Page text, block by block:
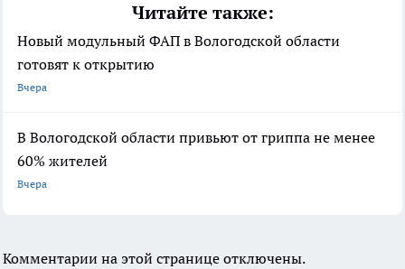
Читайте также:
Новый модульный ФАП в Вологодской области
готовят к открытию
Вчера
В Вологодской области привьют от гриппа не менее
60% жителей
Вчера
Комментарии на этой странице отключены.